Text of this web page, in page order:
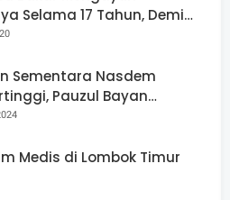
di bidang
butuh sosok pemimpin yang
aksi kemanusiaan
bagi pihak lain. Selain itu,
diharapkan mampu merangkul
Selama 17 Tahun, Demi
Kemerdekaan
Sementara Nasdem
Pauzul Bayan
“Rebut” Kursi Dapil 3
Medis di Lombok Timur